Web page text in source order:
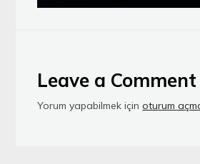
Leave a Comment
Yorum yapabilmek içinoturum